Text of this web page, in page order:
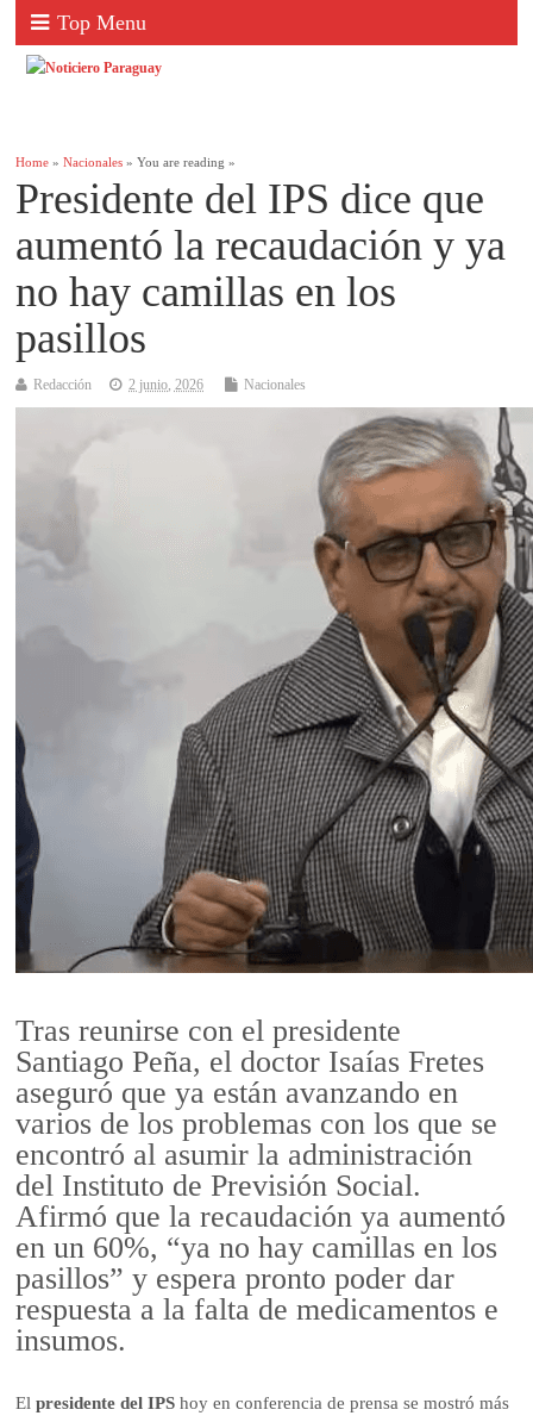
Top Menu
Home »Nacionales » You are reading »
Presidente del IPS dice que
aumentó la recaudación y ya
no hay camillas en los
pasillos
Redacción 2 junio, 2026 Nacionales
Tras reunirse con el presidente
Santiago Peña, el doctor Isaías Fretes
aseguró que ya están avanzando en
varios de los problemas con los que se
encontró al asumir la administración
del Instituto de Previsión Social.
Afirmó que la recaudación ya aumentó
en un 60%, “ya no hay camillas en los
pasillos” y espera pronto poder dar
respuesta a la falta de medicamentos e
insumos.
Elpresidente del IPS hoy en conferencia de prensa se mostró más